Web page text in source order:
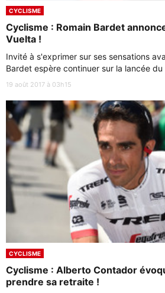
CYCLISME
Cyclisme : Romain Bardet
Vuelta !
Invité à s'exprimer sur ses sensations
Bardet espère continuer sur la lancée du
19 août 2017 à 03h15
CYCLISME
Cyclisme : Alberto Contador
prendre sa retraite !